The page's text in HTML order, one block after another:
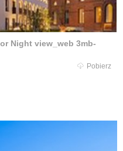
Night view_web 3mb-
Pobierz